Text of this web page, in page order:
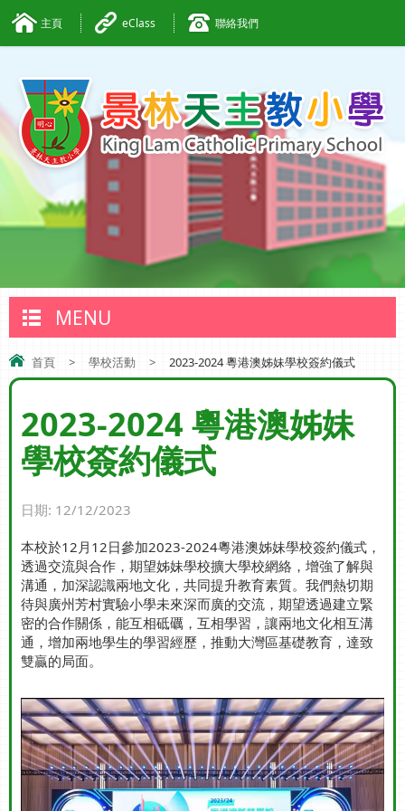
主頁 eClass 聯絡我們
MENU
首頁 > 學校活動 > 2023-2024 粵港澳姊妹學校簽約儀式
2023-2024 粵港澳姊妹
學校簽約儀式
日期: 12/12/2023
本校於12月12日參加2023-2024粵港澳姊妹學校簽約儀式，
透過交流與合作，期望姊妹學校擴大學校網絡，增強了解與
溝通，加深認識兩地文化，共同提升教育素質。我們熱切期
待與廣州芳村實驗小學未來深而廣的交流，期望透過建立緊
密的合作關係，能互相砥礪，互相學習，讓兩地文化相互溝
通，增加兩地學生的學習經歷，推動大灣區基礎教育，達致
雙贏的局面。